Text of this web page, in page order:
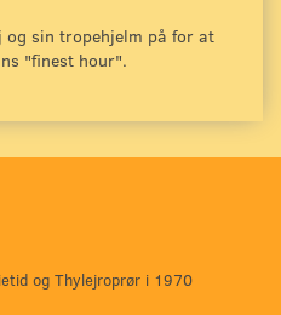
sin tropehjelm på for at
"finest hour".
og Thylejroprør i 1970